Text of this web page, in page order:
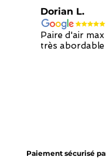
Dorian L.
Paire d'air
très
Paiement sécurisé